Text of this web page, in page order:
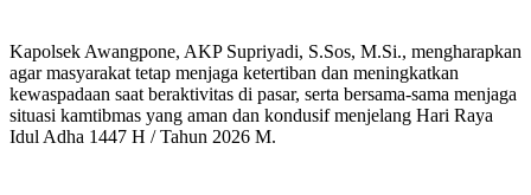
Kapolsek Awangpone, AKP Supriyadi, S.Sos, M.Si., mengharapkan
agar masyarakat tetap menjaga ketertiban dan meningkatkan
kewaspadaan saat beraktivitas di pasar, serta bersama-sama menjaga
situasi kamtibmas yang aman dan kondusif menjelang Hari Raya
Idul Adha 1447 H / Tahun 2026 M.